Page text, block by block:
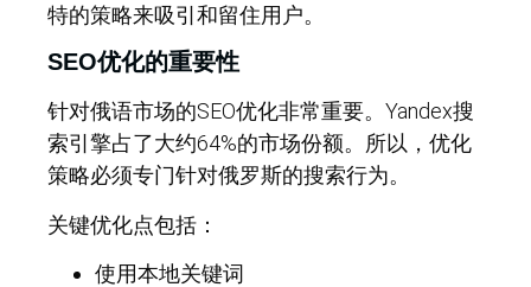
特的策略来吸引和留住用户。
SEO优化的重要性
针对俄语市场的SEO优化非常重要。Yandex搜
索引擎占了大约64%的市场份额。所以，优化
策略必须专门针对俄罗斯的搜索行为。
关键优化点包括：
使用本地关键词